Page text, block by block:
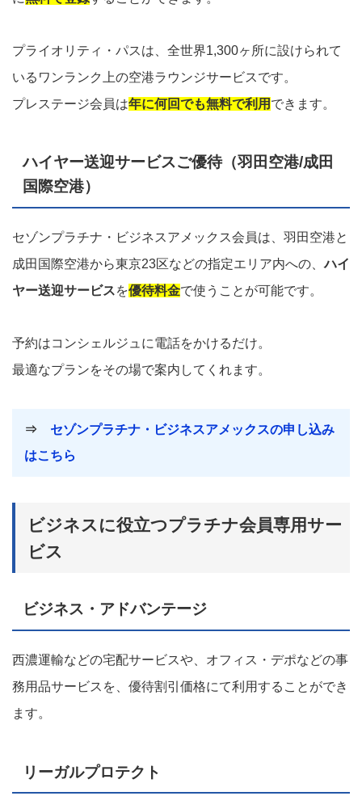
プライオリティ・パスは、全世界1,300ヶ所に設けられて
いるワンランク上の空港ラウンジサービスです。
プレステージ会員は年に何回でも無料で利用 できます。
ハイヤー送迎サービスご優待（羽田空港/成田
国際空港）
セゾンプラチナ・ビジネスアメックス会員は、羽田空港と
成田国際空港から東京23区などの指定エリア内への、ハイ
ヤー送迎サービスを優待料金で使うことが可能です。
予約はコンシェルジュに電話をかけるだけ。
最適なプランをその場で案内してくれます。
⇒ セゾンプラチナ・ビジネスアメックスの申し込み
はこちら
ビジネスに役立つプラチナ会員専用サー
ビス
ビジネス・アドバンテージ
西濃運輸などの宅配サービスや、オフィス・デポなどの事
務用品サービスを、優待割引価格にて利用することができ
ます。
リーガルプロテクト